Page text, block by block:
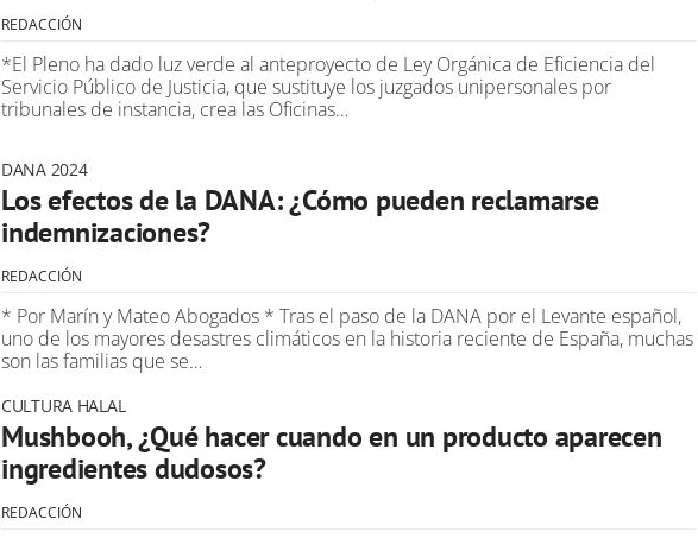
REDACCIÓN
*El Pleno ha dado luz verde al anteproyecto de Ley Orgánica de Eficiencia del
Servicio Público de Justicia, que sustituye los juzgados unipersonales por
tribunales de instancia, crea las Oficinas…
DANA 2024
Los efectos de la DANA: ¿Cómo pueden reclamarse
indemnizaciones?
REDACCIÓN
* Por Marín y Mateo Abogados * Tras el paso de la DANA por el Levante español,
uno de los mayores desastres climáticos en la historia reciente de España, muchas
son las familias que se…
CULTURA HALAL
Mushbooh, ¿Qué hacer cuando en un producto aparecen
ingredientes dudosos?
REDACCIÓN